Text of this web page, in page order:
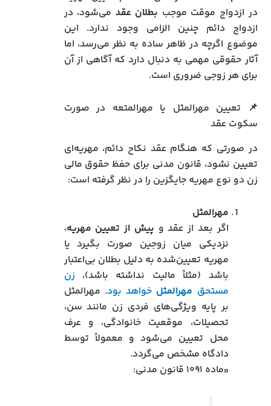
در ازدواج موقت موجب بطلان عقد می‌شود، در
ازدواج دائم چنین الزامی وجود ندارد. این
موضوع اگرچه در ظاهر ساده به نظر می‌رسد، اما
آثار حقوقی مهمی به دنبال دارد که آگاهی از آن
برای هر زوجی ضروری است.
📌 تعیین مهرالمثل یا مهرالمتعه در صورت
سکوت عقد
در صورتی که هنگام عقد نکاح دائم، مهریه‌ای
تعیین نشود، قانون مدنی برای حفظ حقوق مالی
زن دو نوع مهریه جایگزین را در نظر گرفته است:
مهرالمثل
اگر بعد از عقد و پیش از تعیین مهریه،
نزدیکی میان زوجین صورت بگیرد یا
مهریه تعیین‌شده به دلیل بطلان بی‌اعتبار
باشد (مثلاً مالیت نداشته باشد)، زن
مستحق مهرالمثل خواهد بود. مهرالمثل
بر پایه ویژگی‌های فردی زن مانند سن،
تحصیلات، موقعیت خانوادگی، و عرف
محل تعیین می‌شود و معمولاً توسط
دادگاه مشخص می‌گردد.
▫️ماده ۱۰۹۱ قانون مدنی: